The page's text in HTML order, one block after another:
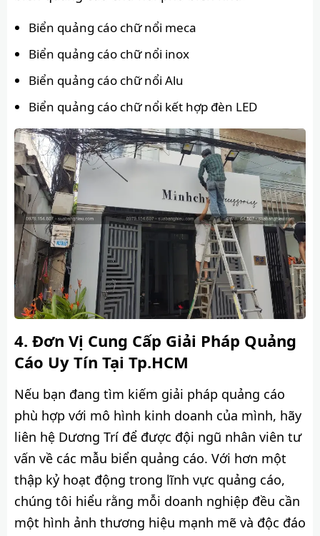
Biển quảng cáo chữ nổi meca
Biển quảng cáo chữ nổi inox
Biển quảng cáo chữ nổi Alu
Biển quảng cáo chữ nổi kết hợp đèn LED
Đơn Vị Cung Cấp Giải Pháp Quảng
Cáo Uy Tín Tại Tp.HCM
Nếu bạn đang tìm kiếm giải pháp quảng cáo
phù hợp với mô hình kinh doanh của mình, hãy
liên hệ Dương Trí để được đội ngũ nhân viên tư
vấn về các mẫu biển quảng cáo. Với hơn một
thập kỷ hoạt động trong lĩnh vực quảng cáo,
chúng tôi hiểu rằng mỗi doanh nghiệp đều cần
một hình ảnh thương hiệu mạnh mẽ và độc đáo